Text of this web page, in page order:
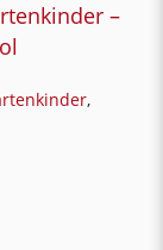
–
,